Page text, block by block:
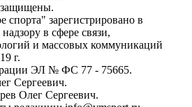
защищены.
спорта" зарегистрировано в
в сфере связи,
и массовых коммуникаций
г.
ЭЛ № ФС 77 - 75665.
Сергеевич.
Олег Сергеевич.